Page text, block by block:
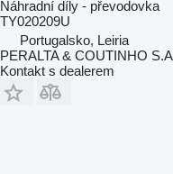
Náhradní díly - převodovka
TY020209U
Portugalsko, Leiria
PERALTA & COUTINHO
Kontakt s dealerem